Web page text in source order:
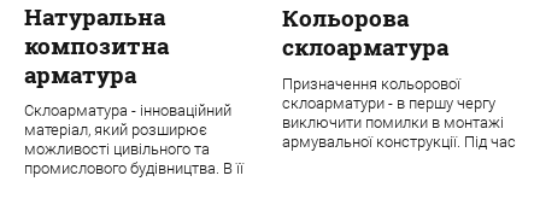
Натуральна
композитна
арматура
Склоарматура - інноваційний
матеріал, який розширює
можливості цивільного та
промислового будівництва. В її
Кольорова
склоарматура
Призначення кольорової
склоарматури - в першу чергу
виключити помилки в монтажі
армувальної конструкції. Під час